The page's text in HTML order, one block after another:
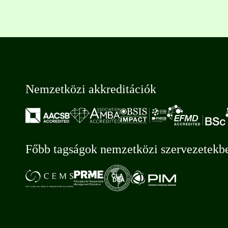
Nemzetközi akkreditációk
Főbb tagságok nemzetközi